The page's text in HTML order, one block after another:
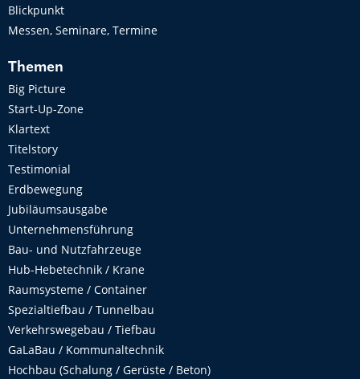
Blickpunkt
Messen, Seminare, Termine
Themen
Big Picture
Start-Up-Zone
Klartext
Titelstory
Testimonial
Erdbewegung
Jubiläumsausgabe
Unternehmensführung
Bau- und Nutzfahrzeuge
Hub-Hebetechnik / Krane
Raumsysteme / Container
Spezialtiefbau / Tunnelbau
Verkehrswegebau / Tiefbau
GaLaBau / Kommunaltechnik
Hochbau (Schalung / Gerüste / Beton)